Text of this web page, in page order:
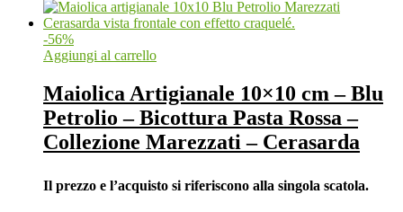
-56%
Aggiungi al carrello
Maiolica Artigianale 10×10 cm – Blu
Petrolio – Bicottura Pasta Rossa –
Collezione Marezzati – Cerasarda
Il prezzo e l’acquisto si riferiscono alla singola scatola.